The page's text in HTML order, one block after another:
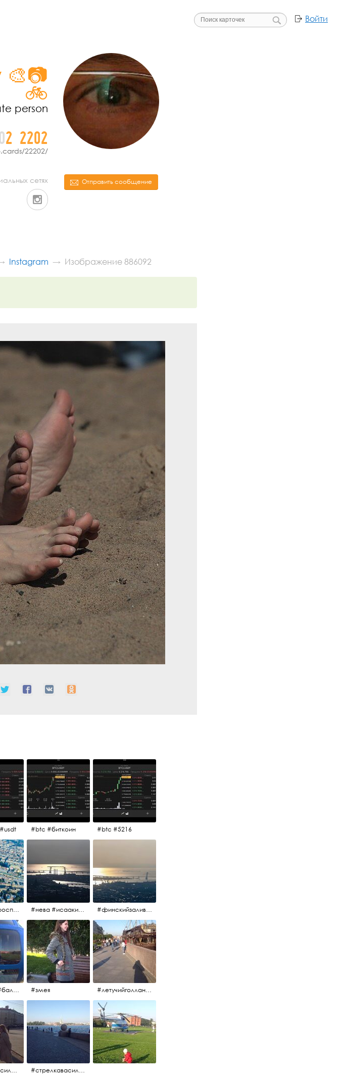
Войти
Отправить сообщение
🚲
person
2 2202
22202/
сетях
Instagram Изображение 886092
#btc #биткоин #btc #5216
#невскийпроспект #центргорода #санктпетербург #осень2017 #когдапаришьнадгородом #нева #исаакий #исаакиевскийсобор #нева #васильевскийостров #адмиралтейскийрайон #финскийзалив #дворцовыймост #небонадпитером #осень2017 #финскийзалив #маркизовалужа #нева
#вертолёт#балтийскиеавиалинии #петропавловскаякрепость #заячийостров #полётынадпитером #полётынадгородом #полёты #змея #летучийголландец #набережнаяневы
#питер #васильевскийостров #байкеры #иностранцы #стрелкавасильевскогоострова #нева #река